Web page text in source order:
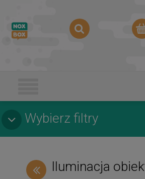
Wybierz filtry
Iluminacja